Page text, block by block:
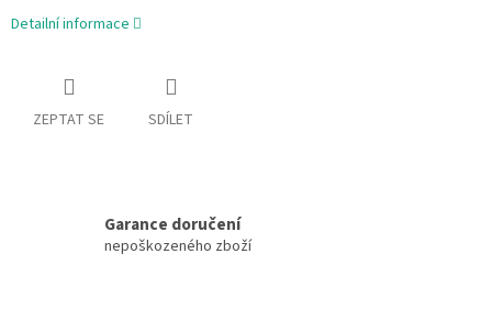
Detailní informace
ZEPTAT SE SDÍLET
Garance doručení
nepoškozeného zboží